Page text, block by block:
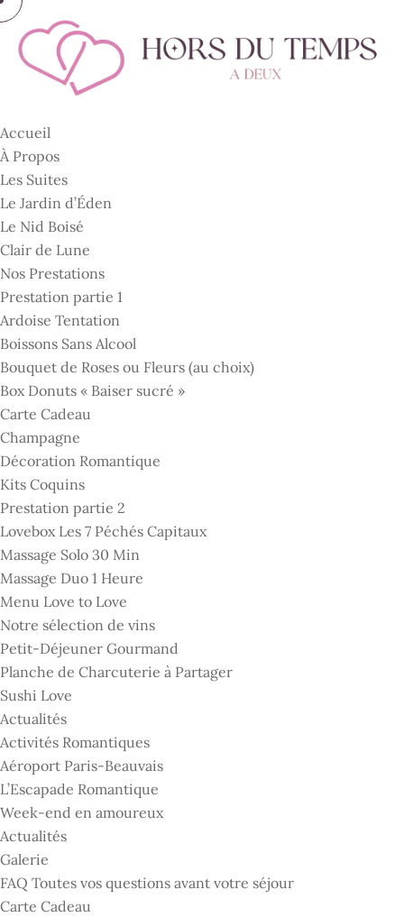
Accueil
À Propos
Les Suites
Le Jardin d’Éden
Le Nid Boisé
Clair de Lune
Nos Prestations
Prestation partie 1
Ardoise Tentation
Boissons Sans Alcool
Bouquet de Roses ou Fleurs (au choix)
Box Donuts « Baiser sucré »
Carte Cadeau
Champagne
Décoration Romantique
Kits Coquins
Prestation partie 2
Lovebox Les 7 Péchés Capitaux
Massage Solo 30 Min
Massage Duo 1 Heure
Menu Love to Love
Notre sélection de vins
Petit-Déjeuner Gourmand
Planche de Charcuterie à Partager
Sushi Love
Actualités
Activités Romantiques
Aéroport Paris-Beauvais
L’Escapade Romantique
Week-end en amoureux
Actualités
Galerie
FAQ Toutes vos questions avant votre séjour
Carte Cadeau